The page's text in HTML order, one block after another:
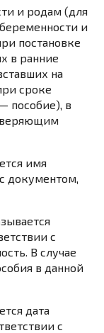
и родам (для
и
постановке
в ранние
на
сроке
пособие), в
имя
документом,
с
В случае
в данной
дата
с